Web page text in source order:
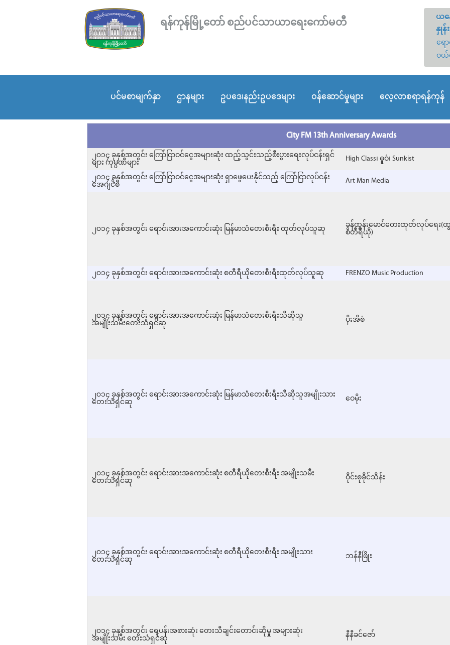
ရန်ကုန်မြို့တော် စည်ပင်သာယာရေးကော်မတီ
ယန
နှုန်း
ရော
ဝယ်
ပင်မစာမျက်နှာ ဌာနများ ဥပဒေ၊နည်းဥပဒေများ ဝန်ဆောင်မှုများ လေ့လာစရာရန်ကုန်
City FM 13th Anniversary Awards
၂၀၁၄ ခုနှစ်အတွင်း ကြော်ငြာဝင်ငွေအများဆုံး ထည့်သွင်းသည့်စီးပွားရေးလုပ်ငန်းရှင်
များ ကုမ္ပဏီများ
High Class၊ ဓူဝံ၊ Sunkist
၂၀၁၄ ခုနှစ်အတွင်း ကြော်ငြာဝင်ငွေအများဆုံး ရှာဖွေပေးနိုင်သည့် ကြော်ငြာလုပ်ငန်း
အေဂျင်စီ
Art Man Media
၂၀၁၄ ခုနှစ်အတွင်း ရောင်းအားအကောင်းဆုံး မြန်မာသံတေးစီးရီး ထုတ်လုပ်သူဆု
ခွန်ထွန်းမောင်တေးထုတ်လုပ်ရေး(ထွ
စတီရီယို)
၂၀၁၄ ခုနှစ်အတွင်း ရောင်းအားအကောင်းဆုံး စတီရီယိုတေးစီးရီးထုတ်လုပ်သူဆု FRENZO Music Production
၂၀၁၄ ခုနှစ်အတွင်း ရောင်းအားအကောင်းဆုံး မြန်မာသံတေးစီးရီးသီဆိုသူ
အမျိုးသမီးတေးသံရှင်ဆု
ပိုးအိစံ
၂၀၁၄ ခုနှစ်အတွင်း ရောင်းအားအကောင်းဆုံး မြန်မာသံတေးစီးရီးသီဆိုသူအမျိုးသား
တေးသံရှင်ဆု
ဝေမိုး
၂၀၁၄ ခုနှစ်အတွင်း ရောင်းအားအကောင်းဆုံး စတီရီယိုတေးစီးရီး အမျိုးသမီး
တေးသံရှင်ဆု
ဝိုင်းစုခိုင်သိန်း
၂၀၁၄ ခုနှစ်အတွင်း ရောင်းအားအကောင်းဆုံး စတီရီယိုတေးစီးရီး အမျိုးသား
တေးသံရှင်ဆု
ဘန်နီဖြိုး
၂၀၁၄ ခုနှစ်အတွင်း ရေပန်းအစားဆုံး တေးသီချင်းတောင်းဆိုမှု အများဆုံး
အမျိုးသမီး တေးသံရှင်ဆု
နီနီခင်ဇော်